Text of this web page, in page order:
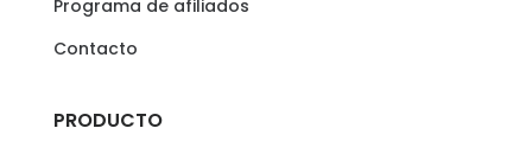
Programa de afiliados
Contacto
PRODUCTO